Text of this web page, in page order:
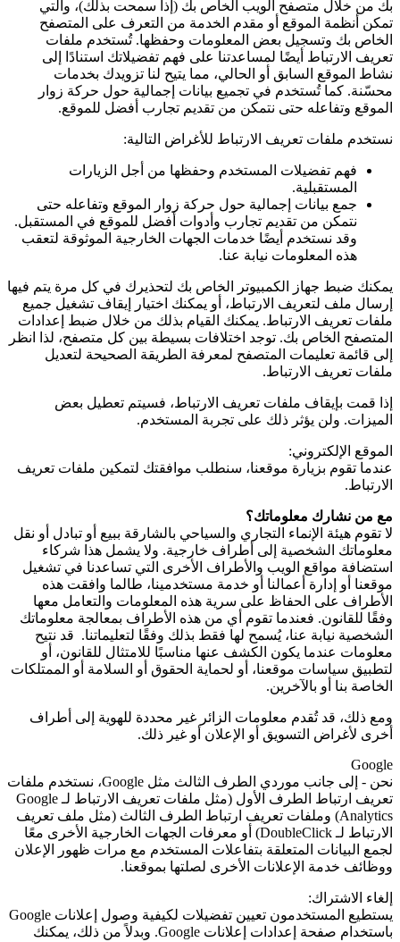
بك من خلال متصفح الويب الخاص بك (إذا سمحت بذلك)، والتي
تمكن أنظمة الموقع أو مقدم الخدمة من التعرف على المتصفح
الخاص بك وتسجيل بعض المعلومات وحفظها. تُستخدم ملفات
تعريف الارتباط أيضًا لمساعدتنا على فهم تفضيلاتك استنادًا إلى
نشاط الموقع السابق أو الحالي، مما يتيح لنا تزويدك بخدمات
محسّنة. كما تُستخدم في تجميع بيانات إجمالية حول حركة زوار
الموقع وتفاعله حتى نتمكن من تقديم تجارب أفضل للموقع.
نستخدم ملفات تعريف الارتباط للأغراض التالية:
فهم تفضيلات المستخدم وحفظها من أجل الزيارات
المستقبلية.
جمع بيانات إجمالية حول حركة زوار الموقع وتفاعله حتى
نتمكن من تقديم تجارب وأدوات أفضل للموقع في المستقبل.
وقد نستخدم أيضًا خدمات الجهات الخارجية الموثوقة لتعقب
هذه المعلومات نيابة عنا.
يمكنك ضبط جهاز الكمبيوتر الخاص بك لتحذيرك في كل مرة يتم فيها
إرسال ملف لتعريف الارتباط، أو يمكنك اختيار إيقاف تشغيل جميع
ملفات تعريف الارتباط. يمكنك القيام بذلك من خلال ضبط إعدادات
المتصفح الخاص بك. توجد اختلافات بسيطة بين كل متصفح، لذا انظر
إلى قائمة تعليمات المتصفح لمعرفة الطريقة الصحيحة لتعديل
ملفات تعريف الارتباط.
إذا قمت بإيقاف ملفات تعريف الارتباط، فسيتم تعطيل بعض
الميزات. ولن يؤثر ذلك على تجربة المستخدم.
الموقع الإلكتروني:
عندما تقوم بزيارة موقعنا، سنطلب موافقتك لتمكين ملفات تعريف
الارتباط.
مع من نشارك معلوماتك؟
لا تقوم هيئة الإنماء التجاري والسياحي بالشارقة ببيع أو تبادل أو نقل
معلوماتك الشخصية إلى أطراف خارجية. ولا يشمل هذا شركاء
استضافة مواقع الويب والأطراف الأخرى التي تساعدنا في تشغيل
موقعنا أو إدارة أعمالنا أو خدمة مستخدمينا، طالما وافقت هذه
الأطراف على الحفاظ على سرية هذه المعلومات والتعامل معها
وفقًا للقانون. فعندما تقوم أي من هذه الأطراف بمعالجة معلوماتك
الشخصية نيابة عنا، يُسمح لها فقط بذلك وفقًا لتعليماتنا. قد نتيح
معلومات عندما يكون الكشف عنها مناسبًا للامتثال للقانون، أو
لتطبيق سياسات موقعنا، أو لحماية الحقوق أو السلامة أو الممتلكات
الخاصة بنا أو بالآخرين.
ومع ذلك، قد تُقدم معلومات الزائر غير محددة للهوية إلى أطراف
أخرى لأغراض التسويق أو الإعلان أو غير ذلك.
Google
نحن - إلى جانب موردي الطرف الثالث مثل Google، نستخدم ملفات
تعريف ارتباط الطرف الأول (مثل ملفات تعريف الارتباط لـ Google
Analytics) وملفات تعريف ارتباط الطرف الثالث (مثل ملف تعريف
الارتباط لـ DoubleClick) أو معرفات الجهات الخارجية الأخرى معًا
لجمع البيانات المتعلقة بتفاعلات المستخدم مع مرات ظهور الإعلان
ووظائف خدمة الإعلانات الأخرى لصلتها بموقعنا.
إلغاء الاشتراك:
يستطيع المستخدمون تعيين تفضيلات لكيفية وصول إعلانات Google
باستخدام صفحة إعدادات إعلانات Google. وبدلاً من ذلك، يمكنك